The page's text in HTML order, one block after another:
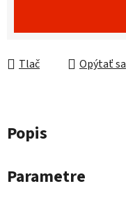
Tlač Opýtať sa
Popis
Parametre